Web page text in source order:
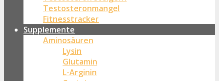
Testosteronmangel
Fitnesstracker
Supplemente
Aminosäuren
Lysin
Glutamin
L-Arginin